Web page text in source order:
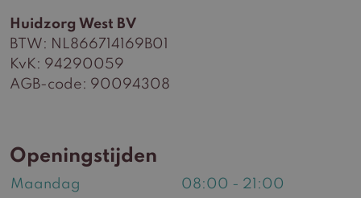
Huidzorg West BV
BTW: NL866714169B01
KvK: 94290059
AGB-code: 90094308
Openingstijden
Maandag
08:00 - 21:00